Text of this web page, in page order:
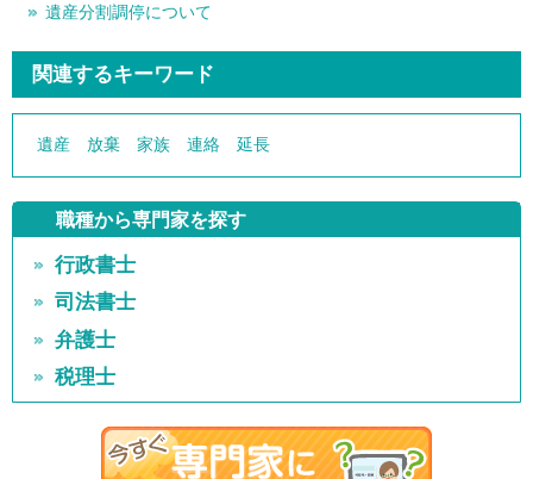
遺産分割調停について
関連するキーワード
遺産 放棄 家族 連絡 延長
職種から専門家を探す
行政書士
司法書士
弁護士
税理士